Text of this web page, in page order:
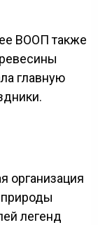
ВООП также
главную
организация
легенд